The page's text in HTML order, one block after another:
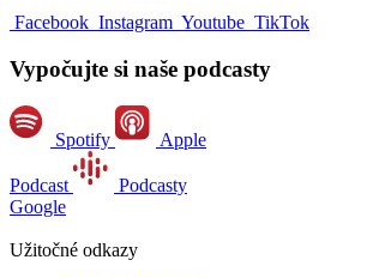
Facebook Instagram Youtube TikTok
Vypočujte si naše podcasty
Spotify Apple
Podcast
Podcasty
Google
Užitočné odkazy